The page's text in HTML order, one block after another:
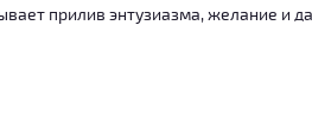
прилив энтузиазма, желание и